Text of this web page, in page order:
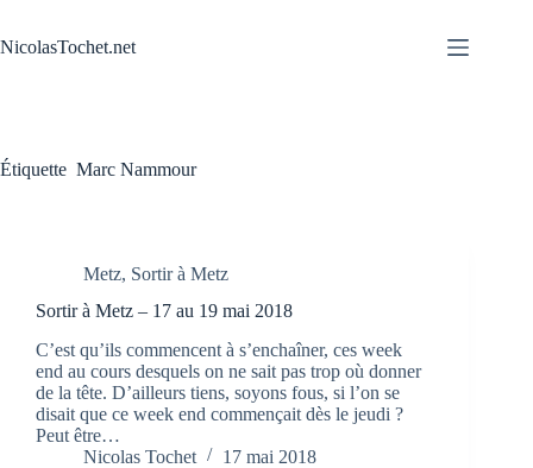
contenu
NicolasTochet.net
Étiquette Marc Nammour
Metz, Sortir à Metz
Sortir à Metz – 17 au 19 mai 2018
C’est qu’ils commencent à s’enchaîner, ces week
end au cours desquels on ne sait pas trop où donner
de la tête. D’ailleurs tiens, soyons fous, si l’on se
disait que ce week end commençait dès le jeudi ?
Peut être…
Nicolas Tochet
17 mai 2018